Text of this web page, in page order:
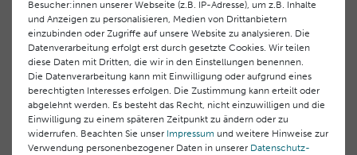
Erneuerndes Intensiv-Serum für die Nacht
96,00 €
3.200,00 € / Liter, inkl. MwSt.
Besucher:innen unserer Webseite (z.B. IP-Adresse), um z.B. Inhalte
und Anzeigen zu personalisieren, Medien von Drittanbietern
einzubinden oder Zugriffe auf unsere Website zu analysieren. Die
Datenverarbeitung erfolgt erst durch gesetzte Cookies. Wir teilen
diese Daten mit Dritten, die wir in den Einstellungen benennen.
Die Datenverarbeitung kann mit Einwilligung oder aufgrund eines
berechtigten Interesses erfolgen. Die Zustimmung kann erteilt oder
abgelehnt werden. Es besteht das Recht, nicht einzuwilligen und die
Einwilligung zu einem späteren Zeitpunkt zu ändern oder zu
widerrufen. Beachten Sie unser Impressum und weitere Hinweise zur
Verwendung personenbezogener Daten in unserer Daten­schutz­